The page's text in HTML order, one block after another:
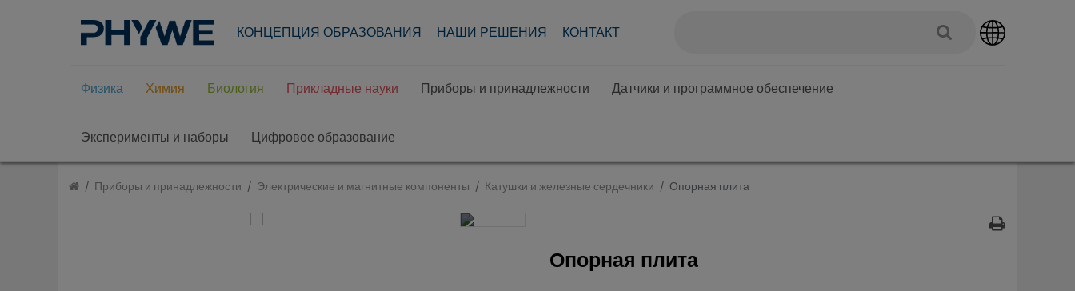
КОНЦЕПЦИЯ ОБРАЗОВАНИЯ НАШИ РЕШЕНИЯ КОНТАКТ
Физика Химия Биология Прикладные науки Приборы и принадлежности Датчики и программное обеспечение
Эксперименты и наборы Цифровое образование
Приборы и принадлежности Электрические и магнитные компоненты Катушки и железные сердечники Опорная плита
Опорная плита